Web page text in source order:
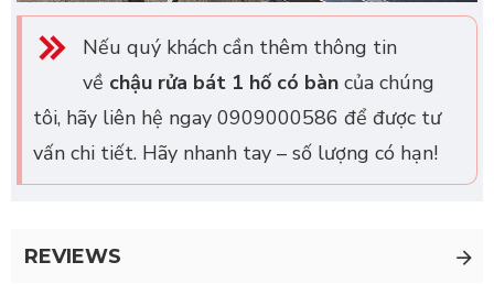
Nếu quý khách cần thêm thông tin
về chậu rửa bát 1 hố có bàn của chúng
tôi, hãy liên hệ ngay 0909000586 để được tư
vấn chi tiết. Hãy nhanh tay – số lượng có hạn!
REVIEWS